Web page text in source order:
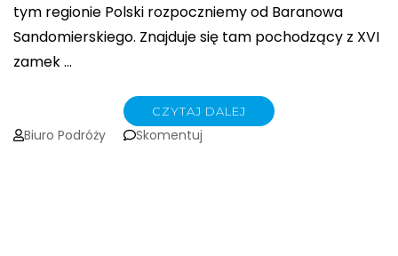
tym regionie Polski rozpoczniemy od Baranowa
Sandomierskiego. Znajduje się tam pochodzący z XVI
zamek …
CZYTAJ DALEJ
Biuro Podróży Skomentuj